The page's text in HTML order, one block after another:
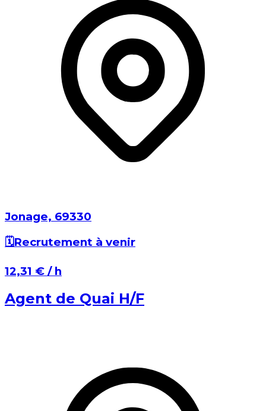
Jonage⁩, ⁨69330⁩
🗓️Recrutement à venir
⁨12,31 €⁩ / h
Agent de Quai H/F